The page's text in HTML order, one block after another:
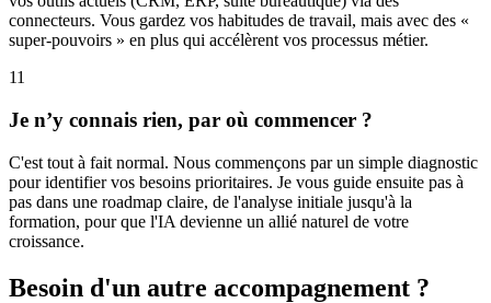
connecteurs. Vous gardez vos habitudes de travail, mais avec des «
super-pouvoirs » en plus qui accélèrent vos processus métier.
11
Je n’y connais rien, par où commencer ?
C'est tout à fait normal. Nous commençons par un simple diagnostic
pour identifier vos besoins prioritaires. Je vous guide ensuite pas à
pas dans une roadmap claire, de l'analyse initiale jusqu'à la
formation, pour que l'IA devienne un allié naturel de votre
croissance.
Besoin d'un autre accompagnement ?